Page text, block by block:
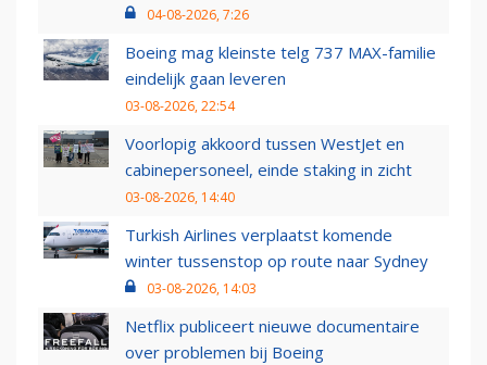
04-08-2026, 7:26
Boeing mag kleinste telg 737 MAX-familie
eindelijk gaan leveren
03-08-2026, 22:54
Voorlopig akkoord tussen WestJet en
cabinepersoneel, einde staking in zicht
03-08-2026, 14:40
Turkish Airlines verplaatst komende
winter tussenstop op route naar Sydney
03-08-2026, 14:03
Netflix publiceert nieuwe documentaire
over problemen bij Boeing